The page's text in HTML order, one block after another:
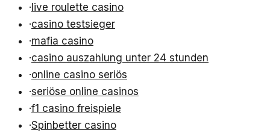
·live roulette casino
·casino testsieger
·mafia casino
·casino auszahlung unter 24 stunden
·online casino seriös
·seriöse online casinos
·f1 casino freispiele
·Spinbetter casino